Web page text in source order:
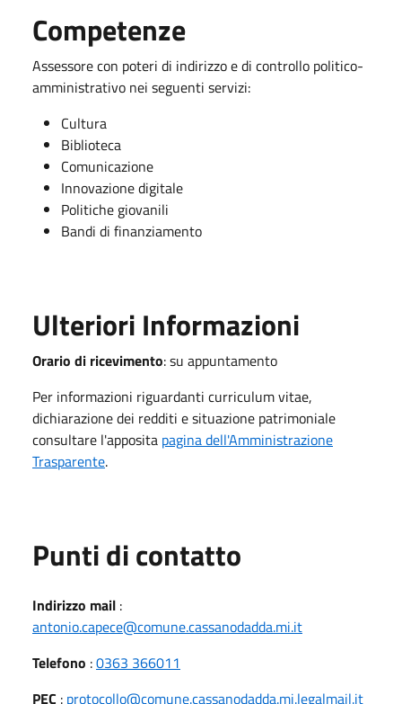
Competenze
Assessore con poteri di indirizzo e di controllo politico-
amministrativo nei seguenti servizi:
Cultura
Biblioteca
Comunicazione
Innovazione digitale
Politiche giovanili
Bandi di finanziamento
Ulteriori Informazioni
Orario di ricevimento: su appuntamento
Per informazioni riguardanti curriculum vitae,
dichiarazione dei redditi e situazione patrimoniale
consultare l'apposita pagina dell'Amministrazione
Trasparente.
Punti di contatto
Indirizzo mail :
antonio.capece@comune.cassanodadda.mi.it
Telefono :0363 366011
PEC : protocollo@comune.cassanodadda.mi.legalmail.it